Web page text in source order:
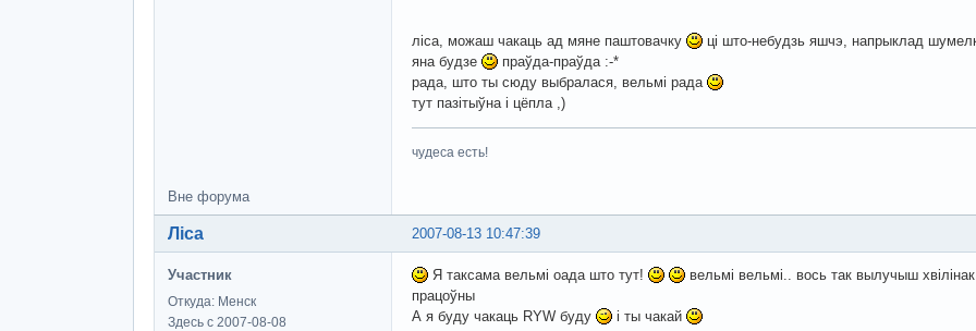
ліса, можаш чакаць ад мяне паштовачку
ці што-небудзь яшчэ, напрыклад
яна будзе
праўда-праўда :-*
рада, што ты сюду выбралася, вельмі рада
тут пазітыўна і цёпла ,)
чудеса есть!
Вне форума
2007-08-13 10:47:39
Ліса
Участник
Откуда: Менск
Здесь с 2007-08-08
Я таксама вельмі оада што тут!
вельмі вельмі.. вось так вылучыш
працоўны
А я буду чакаць RYW буду
і ты чакай